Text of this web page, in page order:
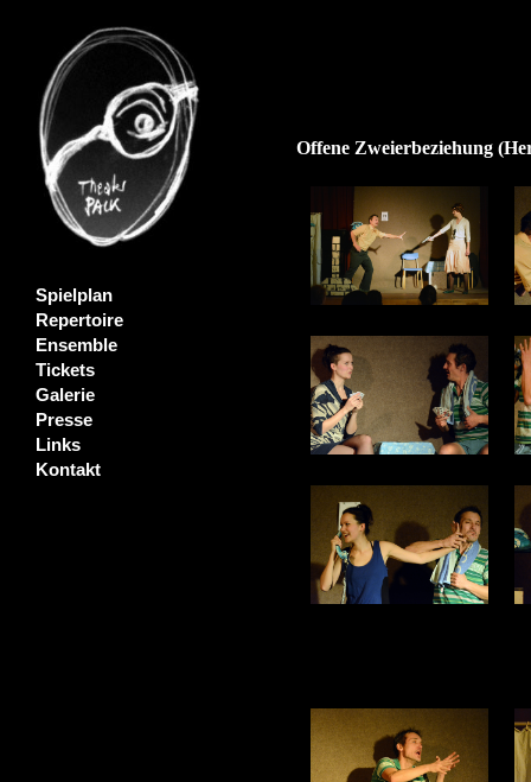
Spielplan
Repertoire
Ensemble
Tickets
Galerie
Presse
Links
Kontakt
Offene Zweierbeziehung